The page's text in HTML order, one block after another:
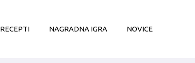
RECEPTI NAGRADNA IGRA NOVICE